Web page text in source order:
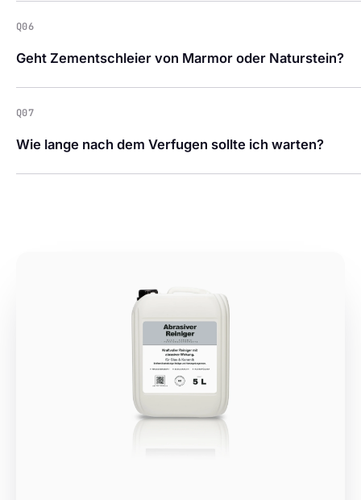
Q06
Geht Zementschleier von Marmor oder Naturstein?
Q07
Wie lange nach dem Verfugen sollte ich warten?